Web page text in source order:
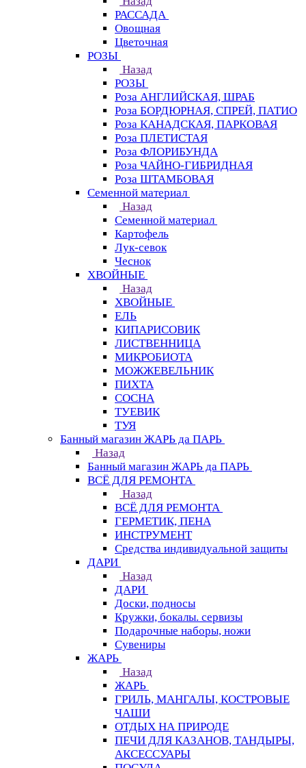
РАССАДА
Овощная
Цветочная
РОЗЫ
Назад
РОЗЫ
Роза АНГЛИЙСКАЯ, ШРАБ
Роза БОРДЮРНАЯ, СПРЕЙ, ПАТИО
Роза КАНАДСКАЯ, ПАРКОВАЯ
Роза ПЛЕТИСТАЯ
Роза ФЛОРИБУНДА
Роза ЧАЙНО-ГИБРИДНАЯ
Роза ШТАМБОВАЯ
Семенной материал
Назад
Семенной материал
Картофель
Лук-севок
Чеснок
ХВОЙНЫЕ
Назад
ХВОЙНЫЕ
ЕЛЬ
КИПАРИСОВИК
ЛИСТВЕННИЦА
МИКРОБИОТА
МОЖЖЕВЕЛЬНИК
ПИХТА
СОСНА
ТУЕВИК
ТУЯ
Банный магазин ЖАРЬ да ПАРЬ
Назад
Банный магазин ЖАРЬ да ПАРЬ
ВСЁ ДЛЯ РЕМОНТА
Назад
ВСЁ ДЛЯ РЕМОНТА
ГЕРМЕТИК, ПЕНА
ИНСТРУМЕНТ
Средства индивидуальной защиты
ДАРИ
Назад
ДАРИ
Доски, подносы
Кружки, бокалы. сервизы
Подарочные наборы, ножи
Сувениры
ЖАРЬ
Назад
ЖАРЬ
ГРИЛЬ, МАНГАЛЫ, КОСТРОВЫЕ
ЧАШИ
ОТДЫХ НА ПРИРОДЕ
ПЕЧИ ДЛЯ КАЗАНОВ, ТАНДЫРЫ,
АКСЕССУАРЫ